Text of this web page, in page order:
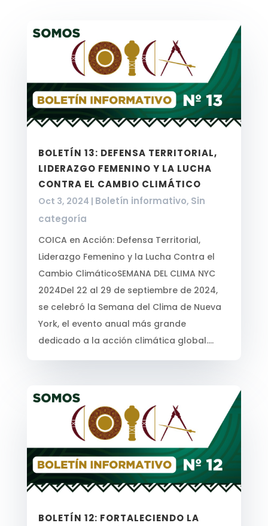
BOLETÍN 13: DEFENSA TERRITORIAL,
LIDERAZGO FEMENINO Y LA LUCHA
CONTRA EL CAMBIO CLIMÁTICO
Oct 3, 2024 | Boletín informativo, Sin
categoría
COICA en Acción: Defensa Territorial,
Liderazgo Femenino y la Lucha Contra el
Cambio ClimáticoSEMANA DEL CLIMA NYC
2024Del 22 al 29 de septiembre de 2024,
se celebró la Semana del Clima de Nueva
York, el evento anual más grande
dedicado a la acción climática global....
BOLETÍN 12: FORTALECIENDO LA